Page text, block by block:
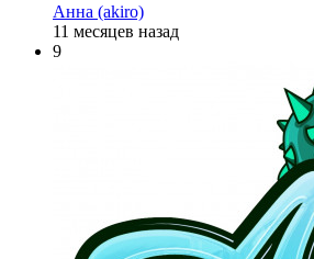
Анна (akiro)
11 месяцев назад
9